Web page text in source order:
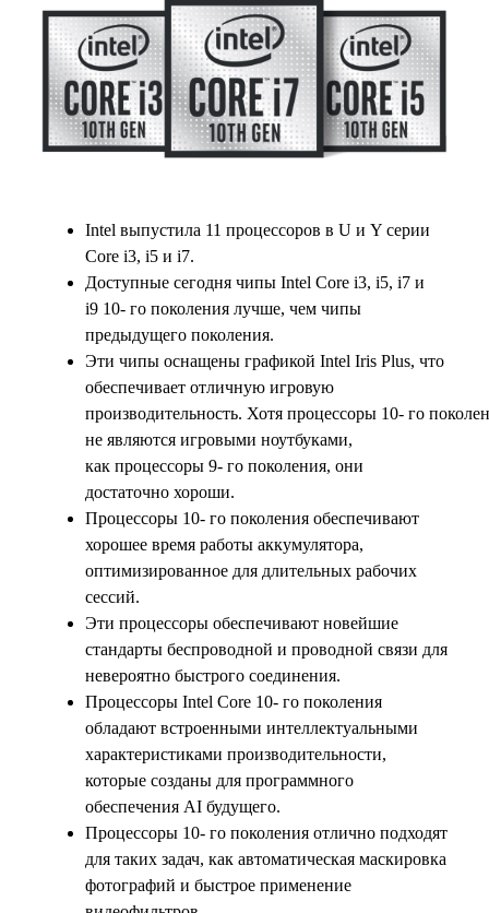
Intel выпустила 11 процессоров в U и Y серии
Core i3, i5 и i7.
Доступные сегодня чипы Intel Core i3, i5, i7 и
i9 10- го поколения лучше, чем чипы
предыдущего поколения.
Эти чипы оснащены графикой Intel Iris Plus, что
обеспечивает отличную игровую
производительность. Хотя процессоры 10- го
не являются игровыми ноутбуками,
как процессоры 9- го поколения, они
достаточно хороши.
Процессоры 10- го поколения обеспечивают
хорошее время работы аккумулятора,
оптимизированное для длительных рабочих
сессий.
Эти процессоры обеспечивают новейшие
стандарты беспроводной и проводной связи для
невероятно быстрого соединения.
Процессоры Intel Core 10- го поколения
обладают встроенными интеллектуальными
характеристиками производительности,
которые созданы для программного
обеспечения AI будущего.
Процессоры 10- го поколения отлично подходят
для таких задач, как автоматическая маскировка
фотографий и быстрое применение